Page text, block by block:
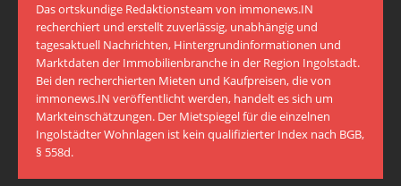
Das ortskundige Redaktionsteam von immonews.IN
recherchiert und erstellt zuverlässig, unabhängig und
tagesaktuell Nachrichten, Hintergrundinformationen und
Marktdaten der Immobilienbranche in der Region Ingolstadt.
Bei den recherchierten Mieten und Kaufpreisen, die von
immonews.IN veröffentlicht werden, handelt es sich um
Markteinschätzungen. Der Mietspiegel für die einzelnen
Ingolstädter Wohnlagen ist kein qualifizierter Index nach BGB,
§ 558d.